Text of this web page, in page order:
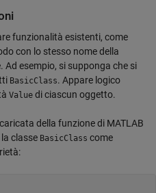
funzionalità esistenti, come
con lo stesso nome della
Ad esempio, si supponga che si
BasicClass. Appare logico
Value di ciascun oggetto.
della funzione di MATLAB
classe BasicClass come